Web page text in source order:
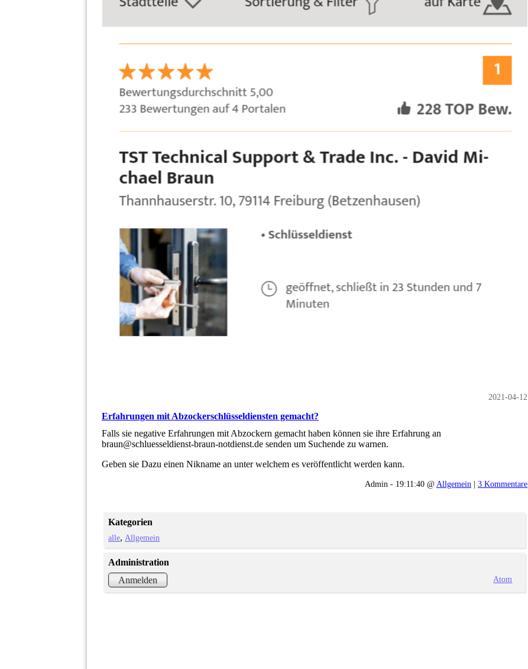
2021-04-12
Erfahrungen mit Abzockerschlüsseldiensten gemacht?
Falls sie negative Erfahrungen mit Abzockern gemacht haben können sie ihre Erfahrung an
braun@schluesseldienst-braun-notdienst.de senden um Suchende zu warnen.
Geben sie Dazu einen Nikname an unter welchem es veröffentlicht werden kann.
Admin - 19:11:40 @ Allgemein | 3 Kommentare
Kategorien
alle Allgemein
Administration
Anmelden
Atom